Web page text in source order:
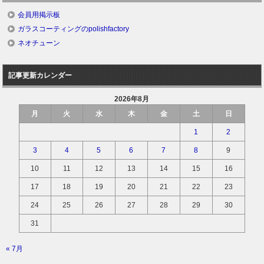
会員用掲示板
ガラスコーティングのpolishfactory
ネオチューン
記事更新カレンダー
2026年8月
月
火 水 木 金 土 日
1 2
3 4 5 6 7 8 9
10 11 12 13 14 15 16
17 18 19 20 21 22 23
24 25 26 27 28 29 30
31
« 7月